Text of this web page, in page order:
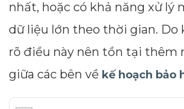
nhất, hoặc có khả năng xử lý
dữ liệu lớn theo thời gian. Do
rõ điều này nên tồn tại thêm
giữa các bên về kế hoạch bảo